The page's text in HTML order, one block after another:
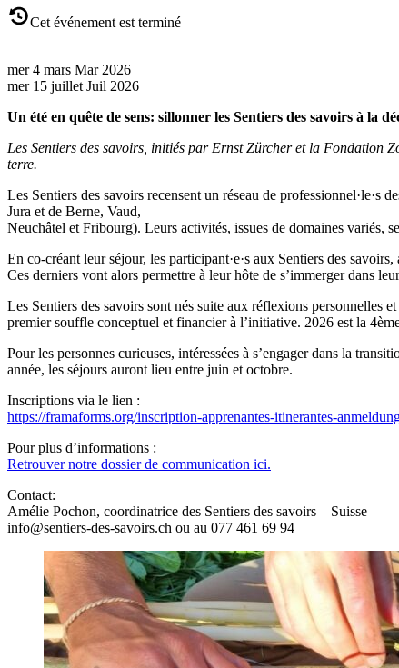
Cet événement est terminé
mer 4 mars Mar 2026
mer 15 juillet Juil 2026
Un été en quête de sens: sillonner les Sentiers des savoirs à la
Les Sentiers des savoirs, initiés par Ernst Zürcher et la Fondation
terre.
Les Sentiers des savoirs recensent un réseau de professionnel·le·s
Jura et de Berne, Vaud,
Neuchâtel et Fribourg). Leurs activités, issues de domaines variés,
En co-créant leur séjour, les participant·e·s aux Sentiers des
Ces derniers vont alors permettre à leur hôte de s’immerger dans
Les Sentiers des savoirs sont nés suite aux réflexions
premier souffle conceptuel et financier à l’initiative. 2026 est la
Pour les personnes curieuses, intéressées à s’engager dans la
année, les séjours auront lieu entre juin et octobre.
Inscriptions via le lien :
https://framaforms.org/inscription-apprenantes-itinerantes-
Pour plus d’informations :
Retrouver notre dossier de communication ici.
Contact:
Amélie Pochon, coordinatrice des Sentiers des savoirs – Suisse
info@sentiers-des-savoirs.ch ou au 077 461 69 94